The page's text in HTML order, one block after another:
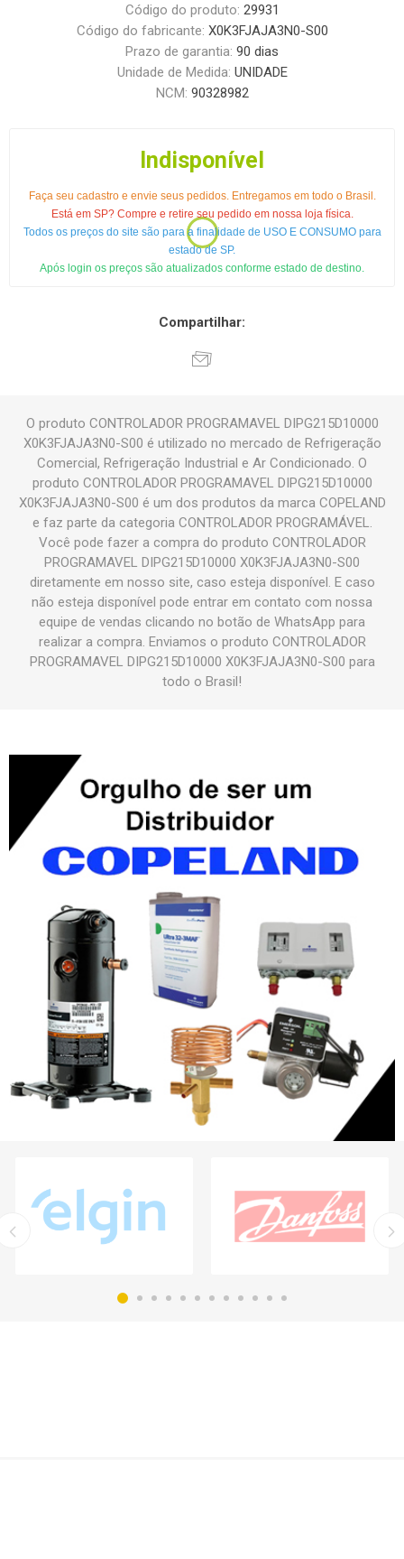
Código do produto: 29931
Código do fabricante: X0K3FJAJA3N0-S00
Prazo de garantia: 90 dias
Unidade de Medida: UNIDADE
NCM: 90328982
Indisponível
Faça seu cadastro e envie seus pedidos. Entregamos em todo o Brasil.
Está em SP? Compre e retire seu pedido em nossa loja física.
Todos os preços do site são para a finalidade de USO E CONSUMO para
estado de SP.
Após login os preços são atualizados conforme estado de destino.
Compartilhar:
O produto CONTROLADOR PROGRAMAVEL DIPG215D10000
X0K3FJAJA3N0-S00 é utilizado no mercado de Refrigeração
Comercial, Refrigeração Industrial e Ar Condicionado. O
produto CONTROLADOR PROGRAMAVEL DIPG215D10000
X0K3FJAJA3N0-S00 é um dos produtos da marca COPELAND
e faz parte da categoria CONTROLADOR PROGRAMÁVEL.
Você pode fazer a compra do produto CONTROLADOR
PROGRAMAVEL DIPG215D10000 X0K3FJAJA3N0-S00
diretamente em nosso site, caso esteja disponível. E caso
não esteja disponível pode entrar em contato com nossa
equipe de vendas clicando no botão de WhatsApp para
realizar a compra. Enviamos o produto CONTROLADOR
PROGRAMAVEL DIPG215D10000 X0K3FJAJA3N0-S00 para
todo o Brasil!